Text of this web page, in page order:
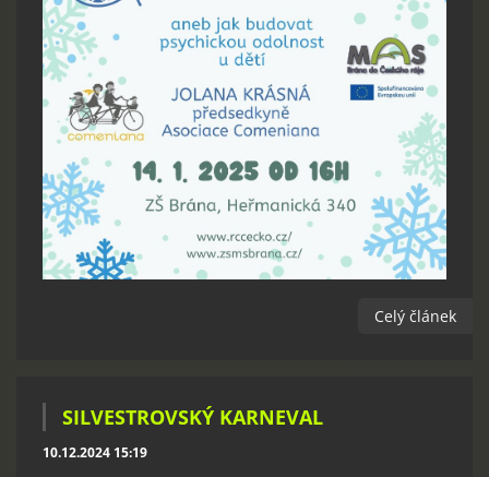
Celý článek
SILVESTROVSKÝ KARNEVAL
10.12.2024 15:19